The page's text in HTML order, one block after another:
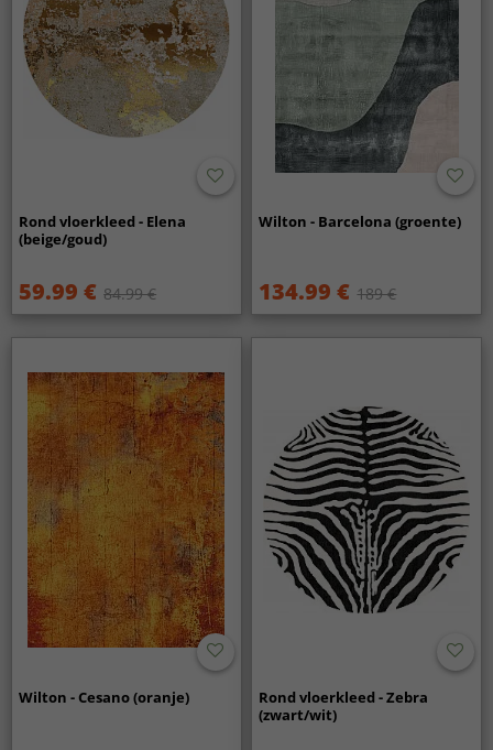
Rond vloerkleed - Elena
(beige/goud)
59.99 € 84.99 €
Wilton - Barcelona (groente)
134.99 € 189 €
Wilton - Cesano (oranje)
Rond vloerkleed - Zebra
(zwart/wit)